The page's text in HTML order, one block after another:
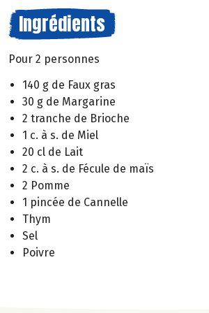
Ingrédients
Pour 2 personnes
140 g de Faux gras
30 g de Margarine
2 tranche de Brioche
1 c. à s. de Miel
20 cl de Lait
2 c. à s. de Fécule de maïs
2 Pomme
1 pincée de Cannelle
Thym
Sel
Poivre